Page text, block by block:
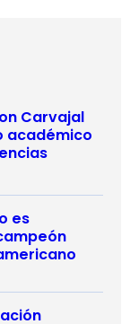
Carvajal
académico
es